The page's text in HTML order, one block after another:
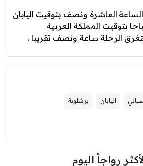
الساعة العاشرة ونصف بتوقيت اليابان
بتوقيت المملكة العربية
الرحلة ساعة ونصف تقريبا .
اليابان برشلونة
رواجاً اليوم